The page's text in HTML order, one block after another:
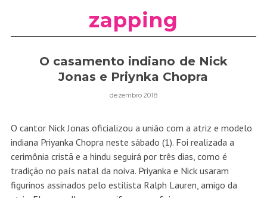
zapping
O casamento indiano de Nick
Jonas e Priynka Chopra
dezembro 2018
O cantor Nick Jonas oficializou a união com a atriz e modelo
indiana Priyanka Chopra neste sábado (1). Foi realizada a
cerimônia cristã e a hindu seguirá por três dias, como é
tradição no país natal da noiva. Priyanka e Nick usaram
figurinos assinados pelo estilista Ralph Lauren, amigo da